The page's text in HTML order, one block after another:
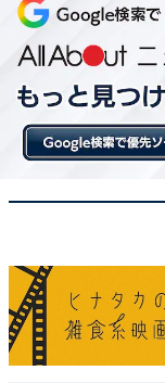
【あわせて買
Anker「